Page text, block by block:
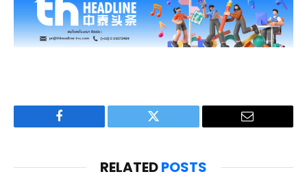
Facebook Twitter Email
RELATEDPOSTS